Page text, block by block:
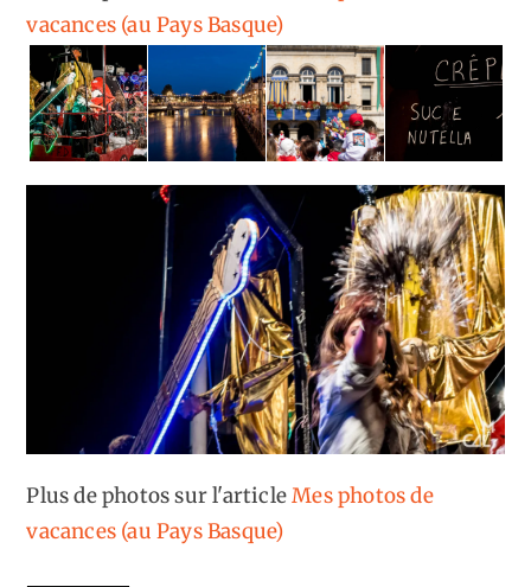
vacances (au Pays Basque)
Plus de photos sur l'articleMes photos de
vacances (au Pays Basque)